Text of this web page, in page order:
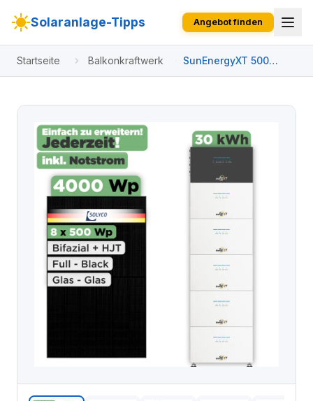
Solaranlage-Tipps Angebot finden
Startseite Balkonkraftwerk
SunEnergyXT 500
Modulset 4000 Wp
W) / 30 kWh / Solyco